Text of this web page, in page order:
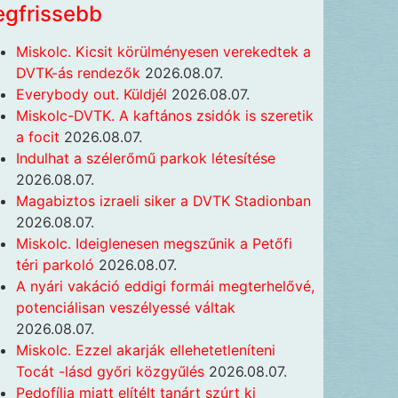
Miskolc. Kicsit körülményesen verekedtek a
DVTK-ás rendezők 2026.08.07.
Everybody out. Küldjél 2026.08.07.
Miskolc-DVTK. A kaftános zsidók is szeretik
a focit 2026.08.07.
Indulhat a szélerőmű parkok létesítése
2026.08.07.
Magabiztos izraeli siker a DVTK Stadionban
2026.08.07.
Miskolc. Ideiglenesen megszűnik a Petőfi
téri parkoló 2026.08.07.
A nyári vakáció eddigi formái megterhelővé,
potenciálisan veszélyessé váltak
2026.08.07.
Miskolc. Ezzel akarják ellehetetleníteni
Tocát -lásd győri közgyűlés 2026.08.07.
Pedofília miatt elítélt tanárt szúrt ki